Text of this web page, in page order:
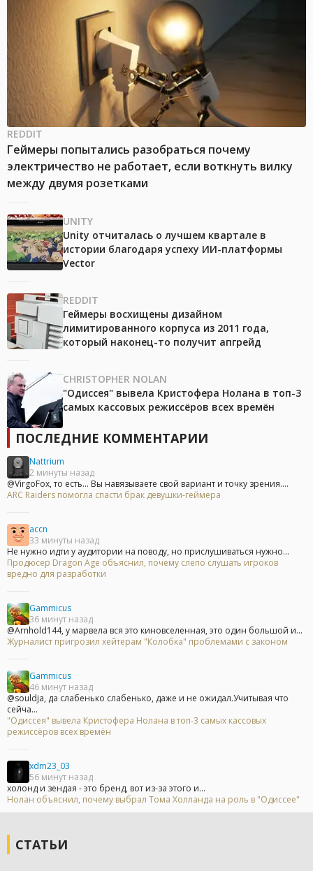
REDDIT
Геймеры попытались разобраться почему
электричество не работает, если воткнуть вилку
между двумя розетками
UNITY
Unity отчиталась о лучшем квартале в
истории благодаря успеху ИИ-платформы
Vector
REDDIT
Геймеры восхищены дизайном
лимитированного корпуса из 2011 года,
который наконец-то получит апгрейд
CHRISTOPHER NOLAN
"Одиссея" вывела Кристофера Нолана в топ-3
самых кассовых режиссёров всех времён
ПОСЛЕДНИЕ КОММЕНТАРИИ
Nattrium
2 минуты назад
@VirgoFox, то есть... Вы навязываете свой вариант и точку зрения....
ARC Raiders помогла спасти брак девушки-геймера
accn
33 минуты назад
Не нужно идти у аудитории на поводу, но прислушиваться нужно...
Продюсер Dragon Age объяснил, почему слепо слушать игроков
вредно для разработки
Gammicus
36 минут назад
@Arnhold144, у марвела вся это киновселенная, это один большой и...
Журналист пригрозил хейтерам "Колобка" проблемами с законом
Gammicus
46 минут назад
@souldja, да слабенько слабенько, даже и не ожидал.Учитывая что
сейча...
"Одиссея" вывела Кристофера Нолана в топ-3 самых кассовых
режиссёров всех времён
xdm23_03
56 минут назад
холонд и зендая - это бренд, вот из-за этого и...
Нолан объяснил, почему выбрал Тома Холланда на роль в "Одиссее"
СТАТЬИ